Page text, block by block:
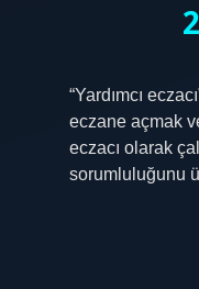
“Yardımcı
eczane açmak
eczacı olarak
sorumluluğunu